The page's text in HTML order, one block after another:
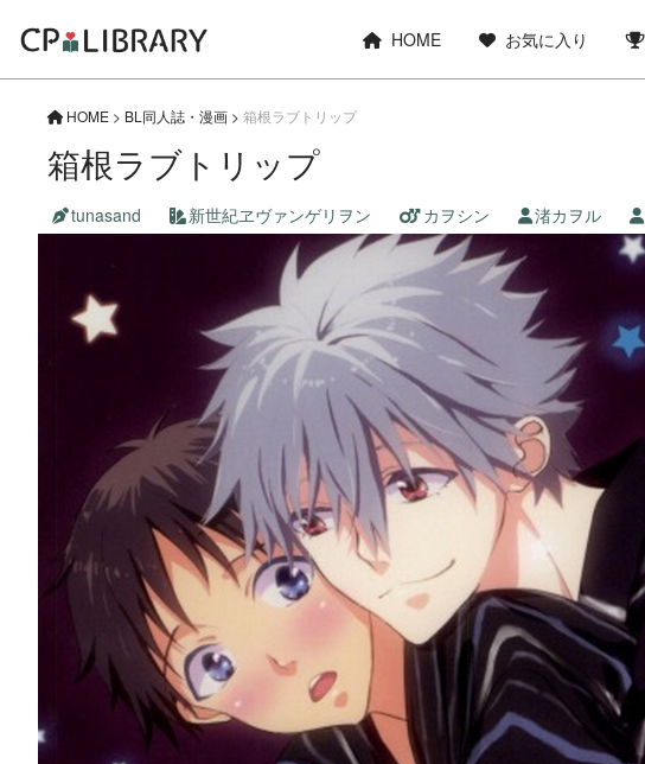
HOME お気に入り
HOME > BL同人誌・漫画 > 箱根ラブトリップ
箱根ラブトリップ
tunasand 新世紀ヱヴァンゲリヲン カヲシン 渚カヲル